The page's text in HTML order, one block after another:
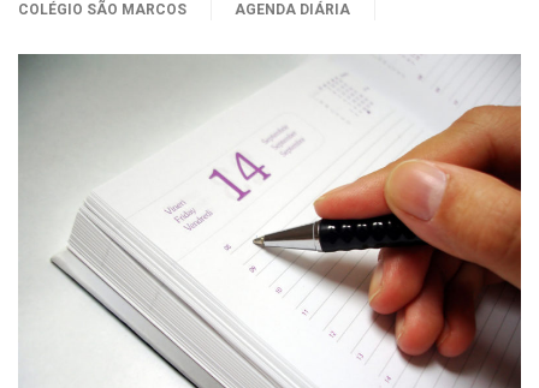
COLÉGIO SÃO MARCOS
AGENDA DIÁRIA